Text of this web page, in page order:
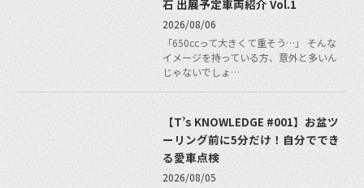
石 出展予定車両紹介 Vol.1
2026/08/06
「650ccって大きくて重そう…」 そんな
イメージを持っている方、意外と多いん
じゃないでしょ…
【T’s KNOWLEDGE #001】お盆ツ
ーリング前に5分だけ！自分ででき
る愛車点検
2026/08/05